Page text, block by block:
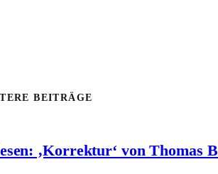
BEITRÄGE
‚Korrektur‘ von Thomas